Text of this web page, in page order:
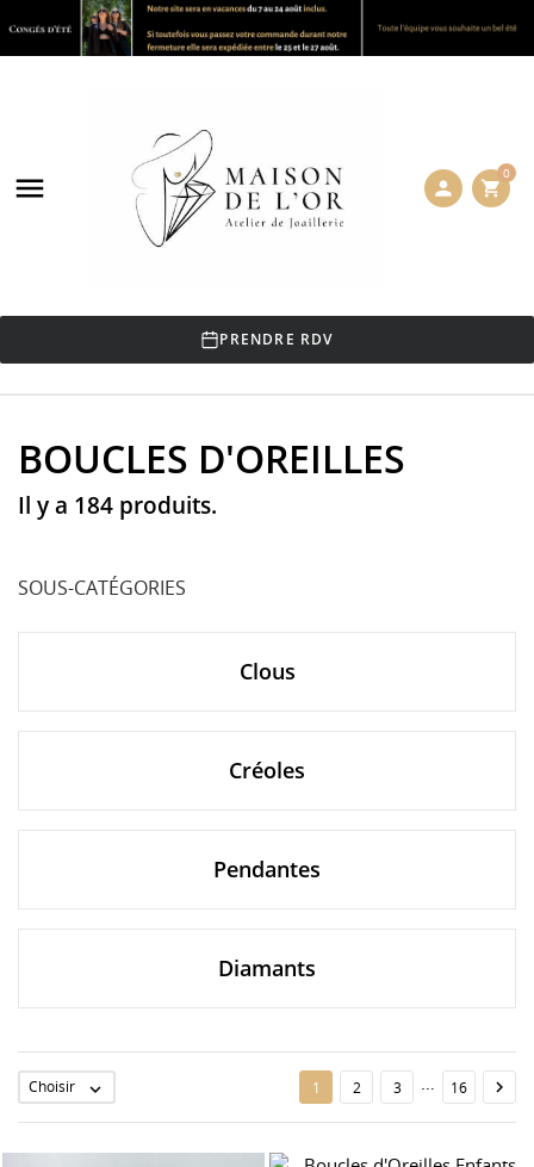
 person shopping_cart
0
PRENDRE RDV
BOUCLES D'OREILLES
Il y a 184 produits.
SOUS-CATÉGORIES
Clous
Créoles
Pendantes
Diamants
Choisir  1 2 3 16 